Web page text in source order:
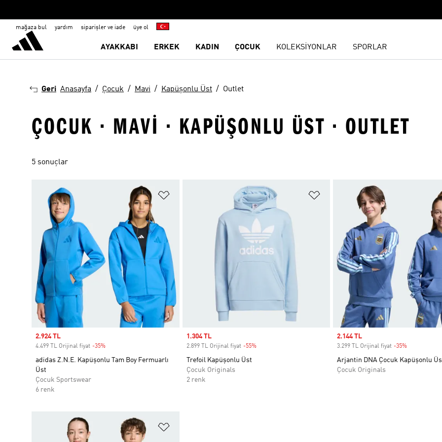
mağaza bul yardım siparişler ve iade üye ol
AYAKKABI ERKEK KADIN ÇOCUK KOLEKSİYONLAR SPORLAR
Geri Anasayfa Çocuk Mavi Kapüşonlu Üst Outlet
ÇOCUK · MAVI · KAPÜŞONLU ÜST · OUTLET
5 sonuçlar
Favori Listesine Ekle
Sale price
2.924 TL
4.499 TL Orijinal fiyat -35%
adidas Z.N.E. Kapüşonlu Tam Boy Fermuarlı
Üst
Çocuk Sportswear
6 renk
Favori Listesine Ekle
Sale price
1.304 TL
2.899 TL Orijinal fiyat -55%Discount
Trefoil Kapüşonlu Üst
Çocuk Originals
2 renk
Sale price
2.144 TL
3.299 TL Orijinal fiyat -35%
Arjantin DNA Çocuk Kapüşonlu
Çocuk Originals